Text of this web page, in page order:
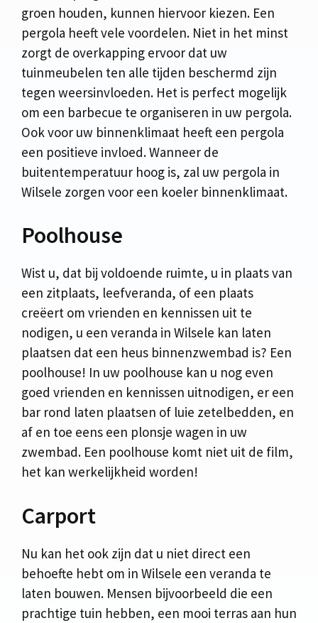
groen houden, kunnen hiervoor kiezen. Een
pergola heeft vele voordelen. Niet in het minst
zorgt de overkapping ervoor dat uw
tuinmeubelen ten alle tijden beschermd zijn
tegen weersinvloeden. Het is perfect mogelijk
om een barbecue te organiseren in uw pergola.
Ook voor uw binnenklimaat heeft een pergola
een positieve invloed. Wanneer de
buitentemperatuur hoog is, zal uw pergola in
Wilsele zorgen voor een koeler binnenklimaat.
Poolhouse
Wist u, dat bij voldoende ruimte, u in plaats van
een zitplaats, leefveranda, of een plaats
creëert om vrienden en kennissen uit te
nodigen, u een veranda in Wilsele kan laten
plaatsen dat een heus binnenzwembad is? Een
poolhouse! In uw poolhouse kan u nog even
goed vrienden en kennissen uitnodigen, er een
bar rond laten plaatsen of luie zetelbedden, en
af en toe eens een plonsje wagen in uw
zwembad. Een poolhouse komt niet uit de film,
het kan werkelijkheid worden!
Carport
Nu kan het ook zijn dat u niet direct een
behoefte hebt om in Wilsele een veranda te
laten bouwen. Mensen bijvoorbeeld die een
prachtige tuin hebben, een mooi terras aan hun